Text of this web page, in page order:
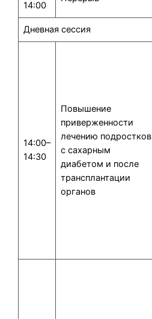
14:00
Дневная сессия
14:00–
14:30
Повышение
приверженности
лечению подростков
с сахарным
диабетом и после
трансплантации
органов